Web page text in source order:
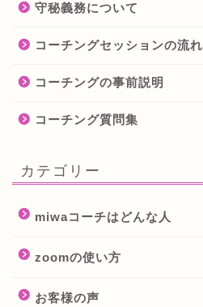
守秘義務について
コーチングセッションの流れ
コーチングの事前説明
コーチング質問集
カテゴリー
miwaコーチはどんな人
zoomの使い方
お客様の声